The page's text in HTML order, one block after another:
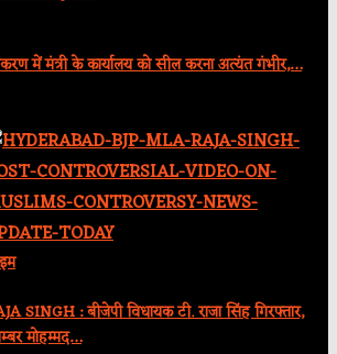
में मंत्री के कार्यालय को सील करना अत्यंत गंभीर,…
SINGH : बीजेपी विधायक टी. राजा सिंह गिरफ्तार,
मोहम्मद…